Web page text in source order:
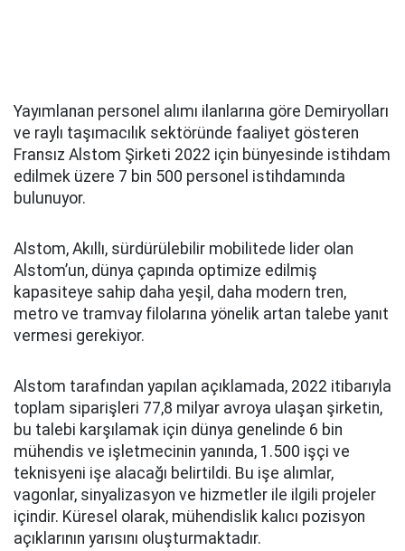
Yayımlanan personel alımı ilanlarına göre Demiryolları
ve raylı taşımacılık sektöründe faaliyet gösteren
Fransız Alstom Şirketi 2022 için bünyesinde istihdam
edilmek üzere 7 bin 500 personel istihdamında
bulunuyor.
Alstom, Akıllı, sürdürülebilir mobilitede lider olan
Alstom’un, dünya çapında optimize edilmiş
kapasiteye sahip daha yeşil, daha modern tren,
metro ve tramvay filolarına yönelik artan talebe yanıt
vermesi gerekiyor.
Alstom tarafından yapılan açıklamada, 2022 itibarıyla
toplam siparişleri 77,8 milyar avroya ulaşan şirketin,
bu talebi karşılamak için dünya genelinde 6 bin
mühendis ve işletmecinin yanında, 1.500 işçi ve
teknisyeni işe alacağı belirtildi. Bu işe alımlar,
vagonlar, sinyalizasyon ve hizmetler ile ilgili projeler
içindir. Küresel olarak, mühendislik kalıcı pozisyon
açıklarının yarısını oluşturmaktadır.